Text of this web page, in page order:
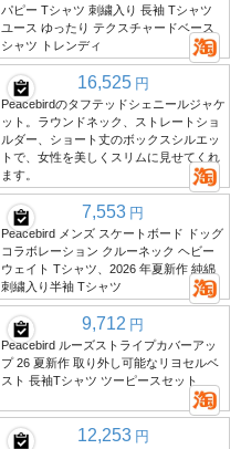
パピー Tシャツ 刺繍入り 長袖 Tシャツ
ユース ゆったり テクスチャードベース
シャツ トレンディ
16,525 円
Peacebirdのタフテッドシェニールジャケ
ット。ラウンドネック、ストレートショ
ルダー、ショート丈のボックスシルエッ
トで、女性を美しくスリムに見せてくれ
ます。
7,553 円
Peacebird メンズ スケートボード ドッグ
コラボレーション クルーネック ヘビー
ウェイト Tシャツ、2026 年夏新作 純綿
刺繍入り半袖 Tシャツ
9,712 円
Peacebird ルーズストライプカバーアッ
プ 26 夏新作 取り外し可能なリヨセルベ
スト 長袖Tシャツ ツーピースセット
12,253 円